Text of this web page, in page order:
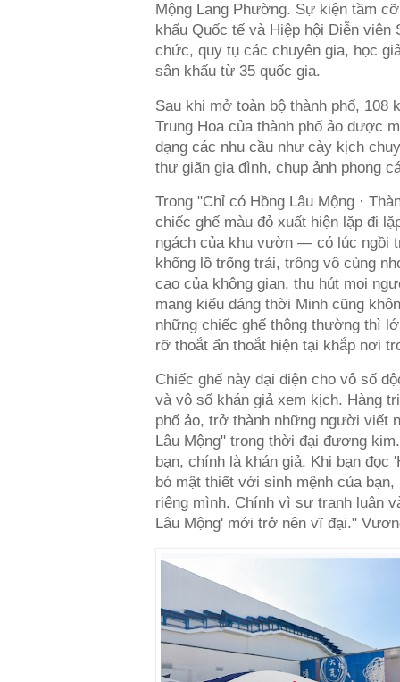
Mộng Lang Phường. Sự kiện tầm
khấu Quốc tế và Hiệp hội Diễn viên
chức, quy tụ các chuyên gia, học
sân khấu từ 35 quốc gia.
Sau khi mở toàn bộ thành phố, 108
Trung Hoa của thành phố ảo được
dạng các nhu cầu như cày kịch
thư giãn gia đình, chụp ảnh phong
Trong "Chỉ có Hồng Lâu Mộng ·
chiếc ghế màu đỏ xuất hiện lặp đi
ngách của khu vườn — có lúc ngồi
khổng lồ trống trải, trông vô cùng
cao của không gian, thu hút mọi
mang kiểu dáng thời Minh cũng
những chiếc ghế thông thường thì
rỡ thoắt ẩn thoắt hiện tại khắp nơi
Chiếc ghế này đại diện cho vô số
và vô số khán giả xem kịch. Hàng
phố ảo, trở thành những người viết
Lâu Mộng" trong thời đại đương
bạn, chính là khán giả. Khi bạn đọc
bó mật thiết với sinh mệnh của
riêng mình. Chính vì sự tranh luận
Lâu Mộng' mới trở nên vĩ đại."